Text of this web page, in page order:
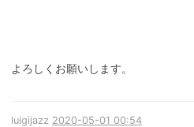
よろしくお願いします。
luigijazz 2020-05-01 00:54